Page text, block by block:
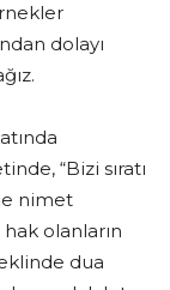
dolayı
“Bizi sıratı
nimet
olanların
dua